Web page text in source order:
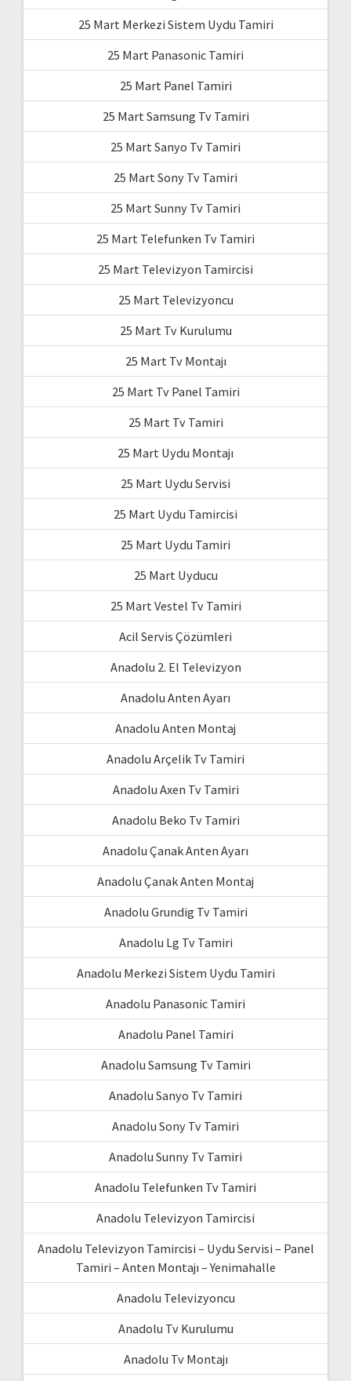
25 Mart Merkezi Sistem Uydu Tamiri
25 Mart Panasonic Tamiri
25 Mart Panel Tamiri
25 Mart Samsung Tv Tamiri
25 Mart Sanyo Tv Tamiri
25 Mart Sony Tv Tamiri
25 Mart Sunny Tv Tamiri
25 Mart Telefunken Tv Tamiri
25 Mart Televizyon Tamircisi
25 Mart Televizyoncu
25 Mart Tv Kurulumu
25 Mart Tv Montajı
25 Mart Tv Panel Tamiri
25 Mart Tv Tamiri
25 Mart Uydu Montajı
25 Mart Uydu Servisi
25 Mart Uydu Tamircisi
25 Mart Uydu Tamiri
25 Mart Uyducu
25 Mart Vestel Tv Tamiri
Acil Servis Çözümleri
Anadolu 2. El Televizyon
Anadolu Anten Ayarı
Anadolu Anten Montaj
Anadolu Arçelik Tv Tamiri
Anadolu Axen Tv Tamiri
Anadolu Beko Tv Tamiri
Anadolu Çanak Anten Ayarı
Anadolu Çanak Anten Montaj
Anadolu Grundig Tv Tamiri
Anadolu Lg Tv Tamiri
Anadolu Merkezi Sistem Uydu Tamiri
Anadolu Panasonic Tamiri
Anadolu Panel Tamiri
Anadolu Samsung Tv Tamiri
Anadolu Sanyo Tv Tamiri
Anadolu Sony Tv Tamiri
Anadolu Sunny Tv Tamiri
Anadolu Telefunken Tv Tamiri
Anadolu Televizyon Tamircisi
Anadolu Televizyon Tamircisi – Uydu Servisi – Panel
Tamiri – Anten Montajı – Yenimahalle
Anadolu Televizyoncu
Anadolu Tv Kurulumu
Anadolu Tv Montajı